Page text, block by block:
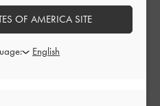
OF AMERICA SITE